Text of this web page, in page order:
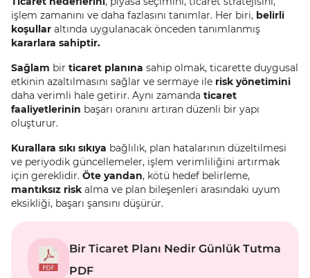
işlem zamanını ve daha fazlasını tanımlar. Her biri, belirli
koşullar altında uygulanacak önceden tanımlanmış
kararlara sahiptir.
Sağlam bir ticaret planına sahip olmak, ticarette duygusal
etkinin azaltılmasını sağlar ve sermaye ile risk yönetimini
daha verimli hale getirir. Aynı zamanda ticaret
faaliyetlerinin başarı oranını artıran düzenli bir yapı
oluşturur.
Kurallara sıkı sıkıya bağlılık, plan hatalarının düzeltilmesi
ve periyodik güncellemeler, işlem verimliliğini artırmak
için gereklidir. Öte yandan, kötü hedef belirleme,
mantıksız risk alma ve plan bileşenleri arasındaki uyum
eksikliği, başarı şansını düşürür.
Bir Ticaret Planı Nedir Günlük Tutma
PDF